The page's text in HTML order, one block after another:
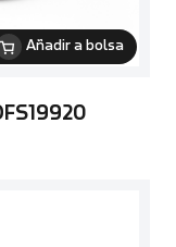
Añadir a bolsa